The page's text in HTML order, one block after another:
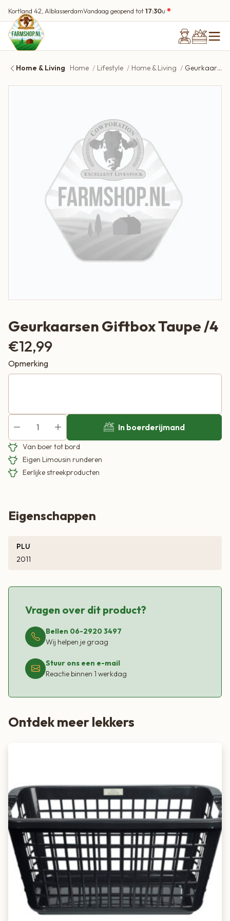
Kortland 42, AlblasserdamVandaag geopend tot17:30u
Home & Living Home Lifestyle Home & Living Geurkaarsen Giftbox Taupe /4
Geurkaarsen Giftbox Taupe /4
€12,99
Opmerking
In boerderijmand
Van boer tot bord
Eigen Limousin runderen
Eerlijke streekproducten
Eigenschappen
PLU
2011
Vragen over dit product?
Bellen 06-2920 3497
Wij helpen je graag
Stuur ons een e-mail
Reactie binnen 1 werkdag
Ontdek meer lekkers